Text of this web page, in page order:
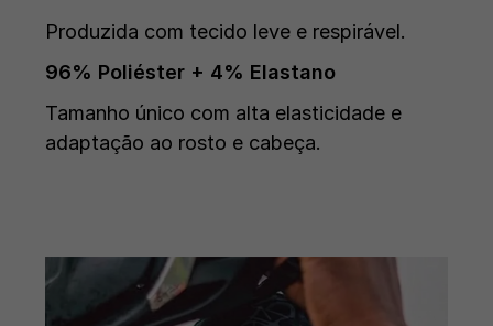
Produzida com tecido leve e respirável.
96% Poliéster + 4% Elastano
Tamanho único com alta elasticidade e
adaptação ao rosto e cabeça.